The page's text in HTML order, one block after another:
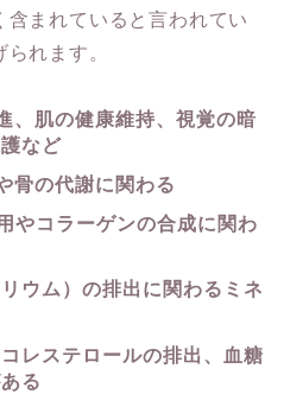
まれていると言われてい
れます。
、肌の健康維持、視覚の暗
など
骨の代謝に関わる
やコラーゲンの合成に関わ
ウム）の排出に関わるミネ
レステロールの排出、血糖
る